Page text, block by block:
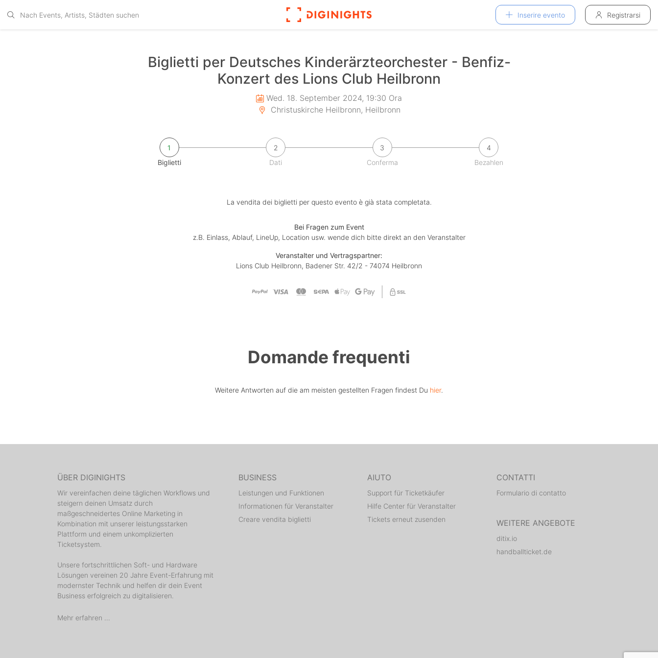
Inserire evento Registrarsi
Biglietti per Deutsches Kinderärzteorchester - Benfiz-
Konzert des Lions Club Heilbronn
Wed. 18. September 2024, 19:30 Ora
Christuskirche Heilbronn, Heilbronn
1
Biglietti
2
Dati
3
Conferma
4
Bezahlen
La vendita dei biglietti per questo evento è già stata completata.
Bei Fragen zum Event
z.B. Einlass, Ablauf, LineUp, Location usw. wende dich bitte direkt an den Veranstalter
Veranstalter und Vertragspartner:
Lions Club Heilbronn, Badener Str. 42/2 - 74074 Heilbronn
Domande frequenti
Weitere Antworten auf die am meisten gestellten Fragen findest Du hier.
ÜBER DIGINIGHTS
Wir vereinfachen deine täglichen Workflows und
steigern deinen Umsatz durch
maßgeschneidertes Online Marketing in
Kombination mit unserer leistungsstarken
Plattform und einem unkomplizierten
Ticketsystem.
Unsere fortschrittlichen Soft- und Hardware
Lösungen vereinen 20 Jahre Event-Erfahrung mit
modernster Technik und helfen dir dein Event
Business erfolgreich zu digitalisieren.
Mehr erfahren ...
BUSINESS
Leistungen und Funktionen
Informationen für Veranstalter
Creare vendita biglietti
AIUTO
Support für Ticketkäufer
Hilfe Center für Veranstalter
Tickets erneut zusenden
CONTATTI
Formulario di contatto
WEITERE ANGEBOTE
ditix.io
handballticket.de